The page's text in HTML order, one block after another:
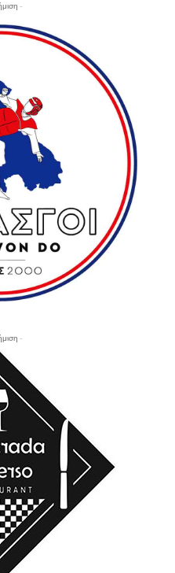
-
-